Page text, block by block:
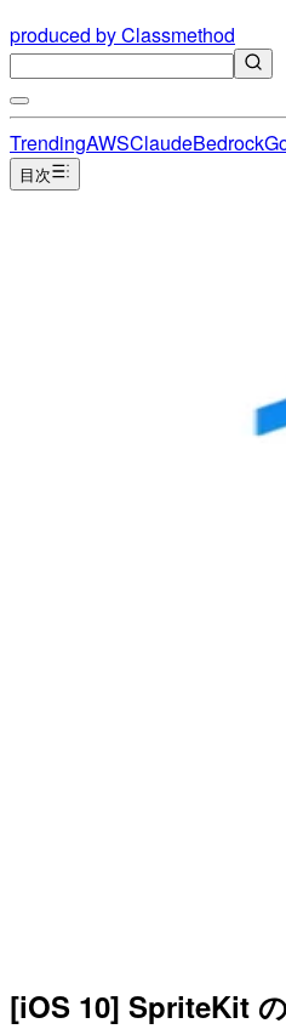
produced by Classmethod
TrendingAWSClaudeBedrock
目次
[iOS 10] SpriteKit